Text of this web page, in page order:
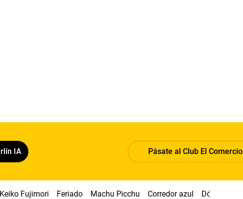
IA Pásate al Club El Comercio
Keiko Fujimori Feriado Machu Picchu Corredor azul Dólar